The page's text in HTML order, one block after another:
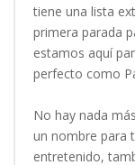
tiene una lista
primera parada
estamos aquí
perfecto como
No hay nada
un nombre para
entretenido,